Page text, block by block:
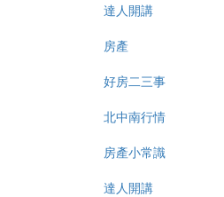
達人開講
房產
好房二三事
北中南行情
房產小常識
達人開講